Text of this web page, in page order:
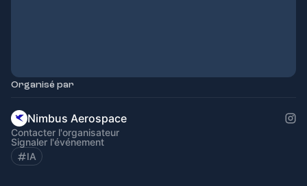
Organisé par
Nimbus Aerospace
Contacter l'organisateur
Signaler l'événement
IA